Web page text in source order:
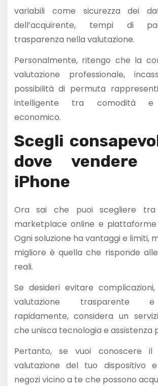
variabili come sicurezza dei
dell’acquirente, tempi di
trasparenza nella valutazione.
Personalmente, ritengo che la
valutazione professionale,
possibilità di permuta
intelligente tra comodità e
economico.
Scegli
dove
iPhone
Ora sai che puoi scegliere tra
marketplace online e piattaforme
Ogni soluzione ha vantaggi e limiti,
migliore è quella che risponde
reali.
Se desideri evitare
valutazione trasparente
rapidamente, considera un
che unisca tecnologia e assistenza
Pertanto, se vuoi conoscere il
valutazione del tuo dispositivo
negozi vicino a te che possono